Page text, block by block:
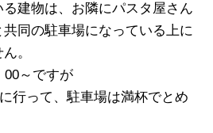
建物は、お隣にパスタ屋さん
共同の駐車場になっている上に
。
00～ですが
行って、駐車場は満杯でとめ